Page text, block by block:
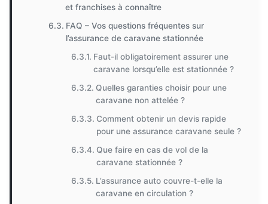
et franchises à connaître
FAQ – Vos questions fréquentes sur
l’assurance de caravane stationnée
Faut-il obligatoirement assurer une
caravane lorsqu’elle est stationnée ?
Quelles garanties choisir pour une
caravane non attelée ?
Comment obtenir un devis rapide
pour une assurance caravane seule ?
Que faire en cas de vol de la
caravane stationnée ?
L’assurance auto couvre-t-elle la
caravane en circulation ?